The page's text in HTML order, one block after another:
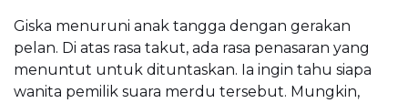
Giska menuruni anak tangga dengan gerakan
pelan. Di atas rasa takut, ada rasa penasaran yang
menuntut untuk dituntaskan. Ia ingin tahu siapa
wanita pemilik suara merdu tersebut. Mungkin,